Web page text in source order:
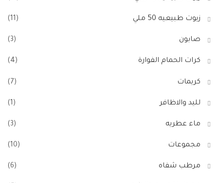
زيوت طبيعيه 50 ملي (11)
صابون (3)
كرات الحمام الفوارة (4)
كريمات (7)
لليد والاظافر (1)
ماء عطريه (3)
مجموعات (10)
مرطب شفاه (6)